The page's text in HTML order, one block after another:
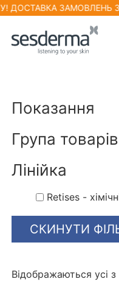
ЗАМОВЛЕНЬ
Показання
Група товарів
Лінійка
Retises -
СКИНУТИ
Відображаються усі з